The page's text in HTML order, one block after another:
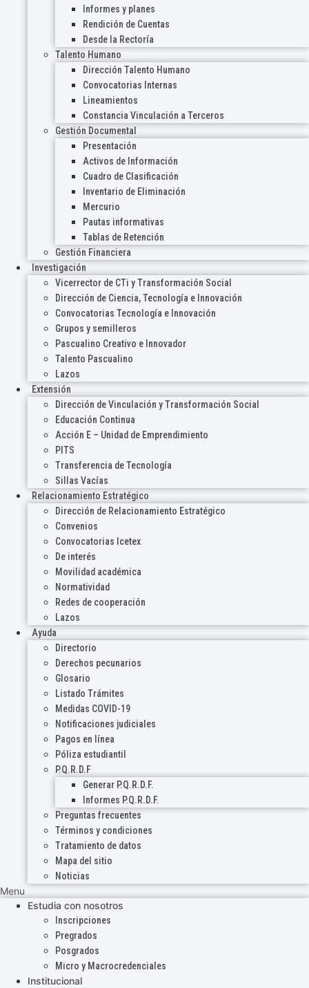
Informes y planes
Rendición de Cuentas
Desde la Rectoría
Talento Humano
Dirección Talento Humano
Convocatorias Internas
Lineamientos
Constancia Vinculación a Terceros
Gestión Documental
Presentación
Activos de Información
Cuadro de Clasificación
Inventario de Eliminación
Mercurio
Pautas informativas
Tablas de Retención
Gestión Financiera
Investigación
Vicerrector de CTi y Transformación Social
Dirección de Ciencia, Tecnología e Innovación
Convocatorias Tecnología e Innovación
Grupos y semilleros
Pascualino Creativo e Innovador
Talento Pascualino
Lazos
Extensión
Dirección de Vinculación y Transformación Social
Educación Continua
Acción E – Unidad de Emprendimiento
PITS
Transferencia de Tecnología
Sillas Vacías
Relacionamiento Estratégico
Dirección de Relacionamiento Estratégico
Convenios
Convocatorias Icetex
De interés
Movilidad académica
Normatividad
Redes de cooperación
Lazos
Ayuda
Directorio
Derechos pecunarios
Glosario
Listado Trámites
Medidas COVID-19
Notificaciones judiciales
Pagos en línea
Póliza estudiantil
P.Q.R.D.F
Generar P.Q.R.D.F.
Informes P.Q.R.D.F.
Preguntas frecuentes
Términos y condiciones
Tratamiento de datos
Mapa del sitio
Noticias
Menu
Estudia con nosotros
Inscripciones
Pregrados
Posgrados
Micro y Macrocredenciales
Institucional